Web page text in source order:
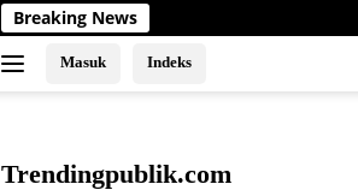
Breaking News
Masuk Indeks
Trendingpublik.com